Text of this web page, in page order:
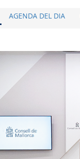
AGENDA DEL DIA